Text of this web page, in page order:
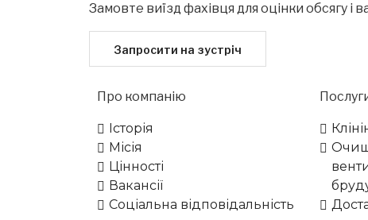
Замовте виїзд фахівця для оцінки обсягу і
Запросити на зустріч
Про компанію
Історія
Місія
Цінності
Вакансії
Соціальна відповідальність